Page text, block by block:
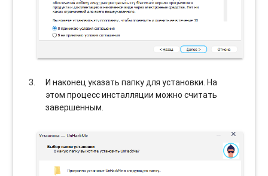
И наконец указать папку для установки. На
этом процесс инсталляции можно считать
завершенным.